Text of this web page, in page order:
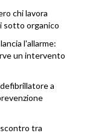
chi lavora
sotto organico
l'allarme:
un intervento
a
tra